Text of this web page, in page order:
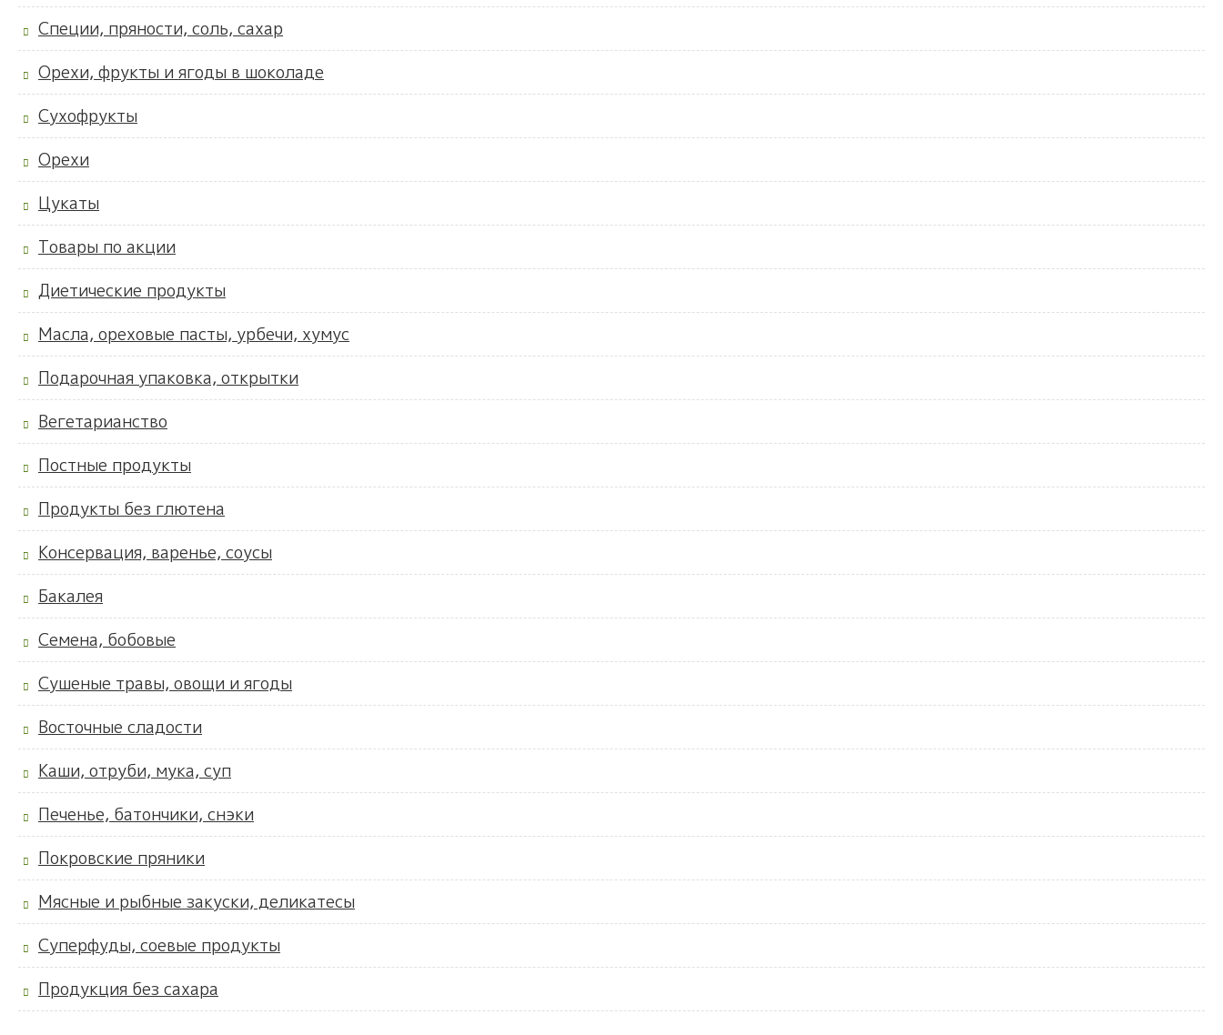
Специи, пряности, соль, сахар
Орехи, фрукты и ягоды в шоколаде
Сухофрукты
Орехи
Цукаты
Товары по акции
Диетические продукты
Масла, ореховые пасты, урбечи, хумус
Подарочная упаковка, открытки
Вегетарианство
Постные продукты
Продукты без глютена
Консервация, варенье, соусы
Бакалея
Семена, бобовые
Сушеные травы, овощи и ягоды
Восточные сладости
Каши, отруби, мука, суп
Печенье, батончики, снэки
Покровские пряники
Мясные и рыбные закуски, деликатесы
Суперфуды, соевые продукты
Продукция без сахара